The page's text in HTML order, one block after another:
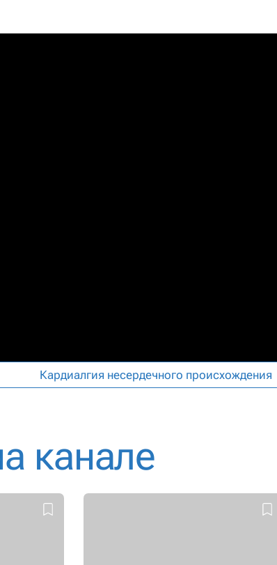
Кардиалгия несердечного происхождения
канале